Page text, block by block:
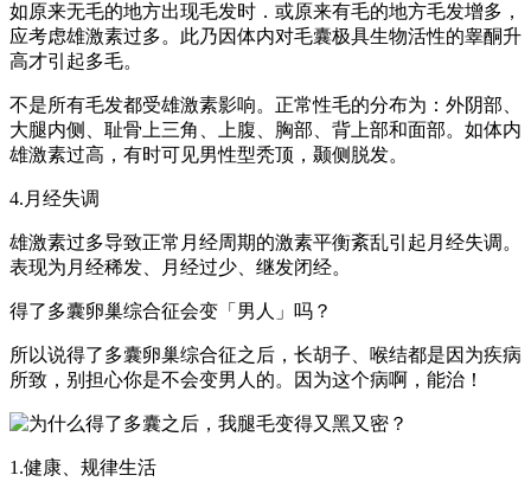
如原来无毛的地方出现毛发时．或原来有毛的地方毛发增多，
应考虑雄激素过多。此乃因体内对毛囊极具生物活性的睾酮升
高才引起多毛。
不是所有毛发都受雄激素影响。正常性毛的分布为：外阴部、
大腿内侧、耻骨上三角、上腹、胸部、背上部和面部。如体内
雄激素过高，有时可见男性型秃顶，颞侧脱发。
4.月经失调
雄激素过多导致正常月经周期的激素平衡紊乱引起月经失调。
表现为月经稀发、月经过少、继发闭经。
得了多囊卵巢综合征会变「男人」吗？
所以说得了多囊卵巢综合征之后，长胡子、喉结都是因为疾病
所致，别担心你是不会变男人的。因为这个病啊，能治！
1.健康、规律生活